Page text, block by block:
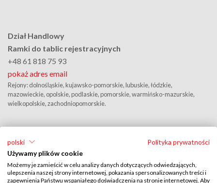
Dział Handlowy
Ramki do tablic rejestracyjnych
+48 61 818 75 93
pokaż adres email
Rejony: dolnośląskie, kujawsko-pomorskie, lubuskie, łódzkie,
mazowieckie, opolskie, podlaskie, pomorskie, warmińsko-mazurskie,
wielkopolskie, zachodniopomorskie.
polski
Polityka prywatności
Używamy plików cookie
Możemy je zamieścić w celu analizy danych dotyczących odwiedzających,
ulepszenia naszej strony internetowej, pokazania spersonalizowanych treści i
zapewnienia Państwu wspaniałego doświadczenia na stronie internetowej. Aby